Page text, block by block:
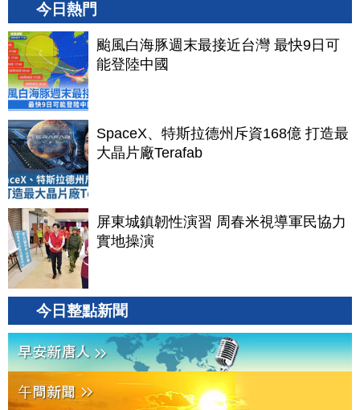
今日熱門
颱風白海豚週末最接近台灣 最快9日可
能登陸中國
SpaceX、特斯拉德州斥資168億 打造最
大晶片廠Terafab
屏東城鎮韌性演習 周春米視導軍民協力
實地操演
今日整點新聞